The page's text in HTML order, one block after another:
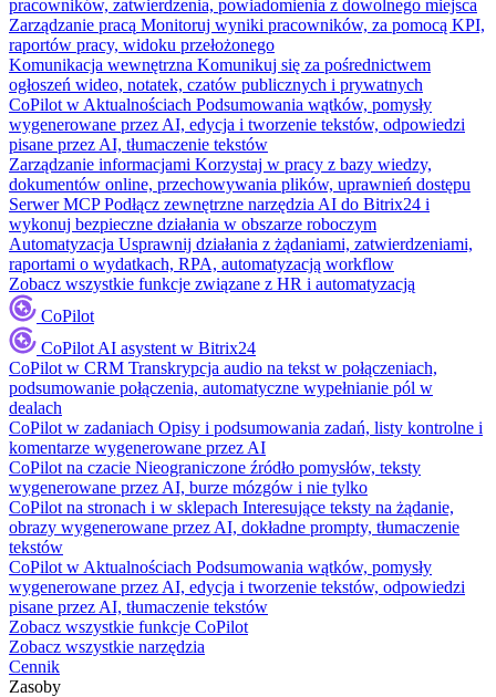
pracowników, zatwierdzenia, powiadomienia z dowolnego miejsca
Zarządzanie pracą Monitoruj wyniki pracowników, za pomocą KPI,
raportów pracy, widoku przełożonego
Komunikacja wewnętrzna Komunikuj się za pośrednictwem
ogłoszeń wideo, notatek, czatów publicznych i prywatnych
CoPilot w Aktualnościach Podsumowania wątków, pomysły
wygenerowane przez AI, edycja i tworzenie tekstów, odpowiedzi
pisane przez AI, tłumaczenie tekstów
Zarządzanie informacjami Korzystaj w pracy z bazy wiedzy,
dokumentów online, przechowywania plików, uprawnień dostępu
Serwer MCP Podłącz zewnętrzne narzędzia AI do Bitrix24 i
wykonuj bezpieczne działania w obszarze roboczym
Automatyzacja Usprawnij działania z żądaniami, zatwierdzeniami,
raportami o wydatkach, RPA, automatyzacją workflow
Zobacz wszystkie funkcje związane z HR i automatyzacją
CoPilot
CoPilot AI asystent w Bitrix24
CoPilot w CRM Transkrypcja audio na tekst w połączeniach,
podsumowanie połączenia, automatyczne wypełnianie pól w
dealach
CoPilot w zadaniach Opisy i podsumowania zadań, listy kontrolne i
komentarze wygenerowane przez AI
CoPilot na czacie Nieograniczone źródło pomysłów, teksty
wygenerowane przez AI, burze mózgów i nie tylko
CoPilot na stronach i w sklepach Interesujące teksty na żądanie,
obrazy wygenerowane przez AI, dokładne prompty, tłumaczenie
tekstów
CoPilot w Aktualnościach Podsumowania wątków, pomysły
wygenerowane przez AI, edycja i tworzenie tekstów, odpowiedzi
pisane przez AI, tłumaczenie tekstów
Zobacz wszystkie funkcje CoPilot
Zobacz wszystkie narzędzia
Cennik
Zasoby